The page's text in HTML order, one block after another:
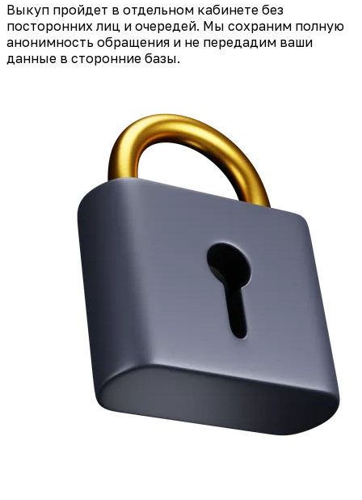
Выкуп пройдет в отдельном кабинете без
посторонних лиц и очередей. Мы сохраним полную
анонимность обращения и не передадим ваши
данные в сторонние базы.